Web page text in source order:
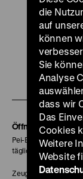
Zu
Seite
Öffnungszeiten
Pei-Bau:
täglich 10-18 Uhr
Zeughaus:
die
auf
können
Sie
Analyse
dass wir
Das
Cookies
Weitere
Website